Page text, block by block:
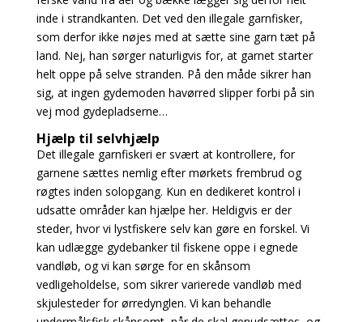
inde i strandkanten. Det ved den illegale garnfisker,
som derfor ikke nøjes med at sætte sine garn tæt på
land. Nej, han sørger naturligvis for, at garnet starter
helt oppe på selve stranden. På den måde sikrer han
sig, at ingen gydemoden havørred slipper forbi på sin
vej mod gydepladserne…
Hjælp til selvhjælp
Det illegale garnfiskeri er svært at kontrollere, for
garnene sættes nemlig efter mørkets frembrud og
røgtes inden solopgang. Kun en dedikeret kontrol i
udsatte områder kan hjælpe her. Heldigvis er der
steder, hvor vi lystfiskere selv kan gøre en forskel. Vi
kan udlægge gydebanker til fiskene oppe i egnede
vandløb, og vi kan sørge for en skånsom
vedligeholdelse, som sikrer varierede vandløb med
skjulesteder for ørredynglen. Vi kan behandle